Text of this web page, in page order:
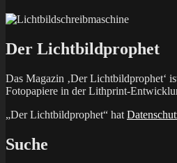
Der Lichtbildprophet
Das Magazin ‚Der Lichtbildprophet‘
Fotopapiere in der Lithprint-
„Der Lichtbildprophet“ hat
Suche